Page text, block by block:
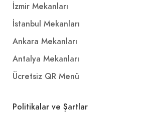
İzmir Mekanları
İstanbul Mekanları
Ankara Mekanları
Antalya Mekanları
Ücretsiz QR Menü
Politikalar ve Şartlar